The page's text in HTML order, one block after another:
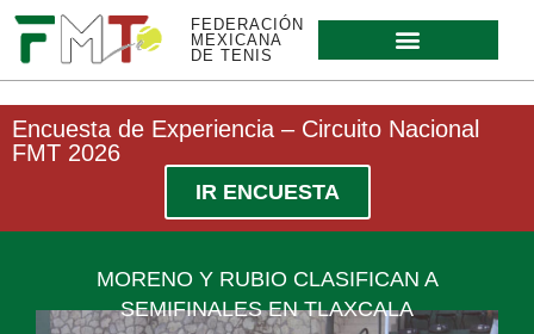
FEDERACIÓN
MEXICANA
DE TENIS
Encuesta de Experiencia – Circuito Nacional
FMT 2026
IR ENCUESTA
MORENO Y RUBIO CLASIFICAN A
SEMIFINALES EN TLAXCALA